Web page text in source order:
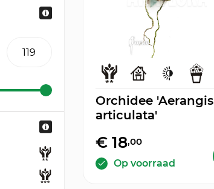
Orchidee 'Aerangis
articulata'
€ 18,00
Op voorraad